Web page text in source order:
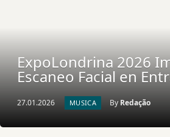
ExpoLondrina 2026
Escaneo Facial en
27.01.2026 MUSICA By Redação